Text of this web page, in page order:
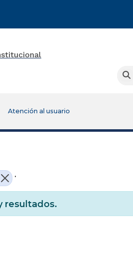
Atención al usuario
.
resultados.